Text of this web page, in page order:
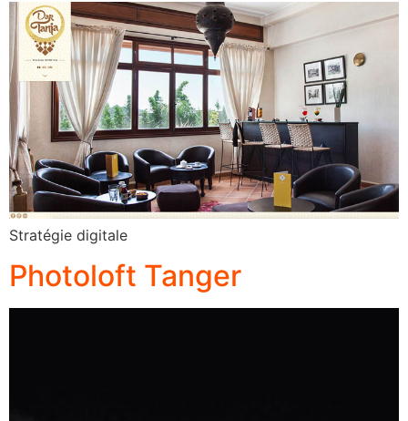
Stratégie digitale
Photoloft Tanger